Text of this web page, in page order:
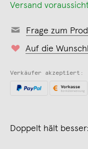
Versand
Frage zum
Auf die
Verkäufer akzeptiert:
Doppelt hält besser: